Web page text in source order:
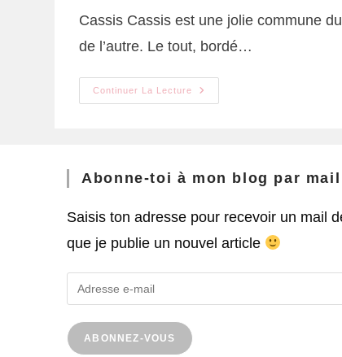
Cassis Cassis est une jolie commune
de l’autre. Le tout, bordé…
Continuer La Lecture
Abonne-toi à mon blog par
Saisis ton adresse pour recevoir un mail
que je publie un nouvel article
ABONNEZ-VOUS